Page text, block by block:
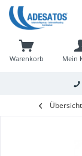
Warenkorb Mein
Übersicht